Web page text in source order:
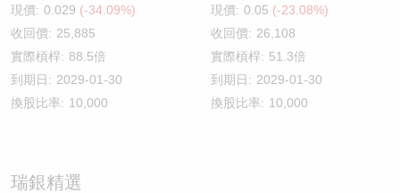
現價: 0.029 (-34.09%)
收回價: 25,885
實際槓桿: 88.5倍
到期日: 2029-01-30
換股比率: 10,000
現價: 0.05 (-23.08%)
收回價: 26,108
實際槓桿: 51.3倍
到期日: 2029-01-30
換股比率: 10,000
瑞銀精選